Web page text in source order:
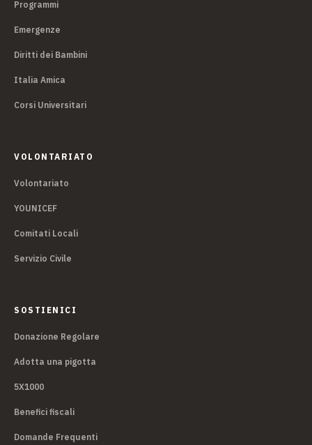
Programmi
Emergenze
Diritti dei Bambini
Italia Amica
Corsi Universitari
VOLONTARIATO
Volontariato
YOUNICEF
Comitati Locali
Servizio Civile
SOSTIENICI
Donazione Regolare
Adotta una pigotta
5X1000
Benefici fiscali
Domande Frequenti